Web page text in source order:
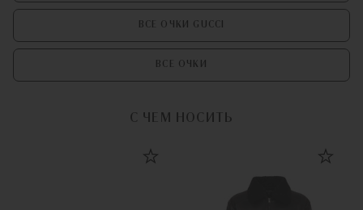
ВСЕ ОЧКИ GUCCI
ВСЕ ОЧКИ
С ЧЕМ НОСИТЬ